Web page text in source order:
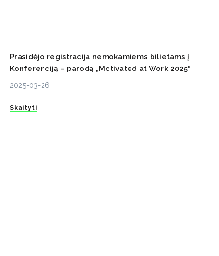
Prasidėjo registracija nemokamiems bilietams į
Konferenciją – parodą „Motivated at Work 2025“
2025-03-26
Skaityti